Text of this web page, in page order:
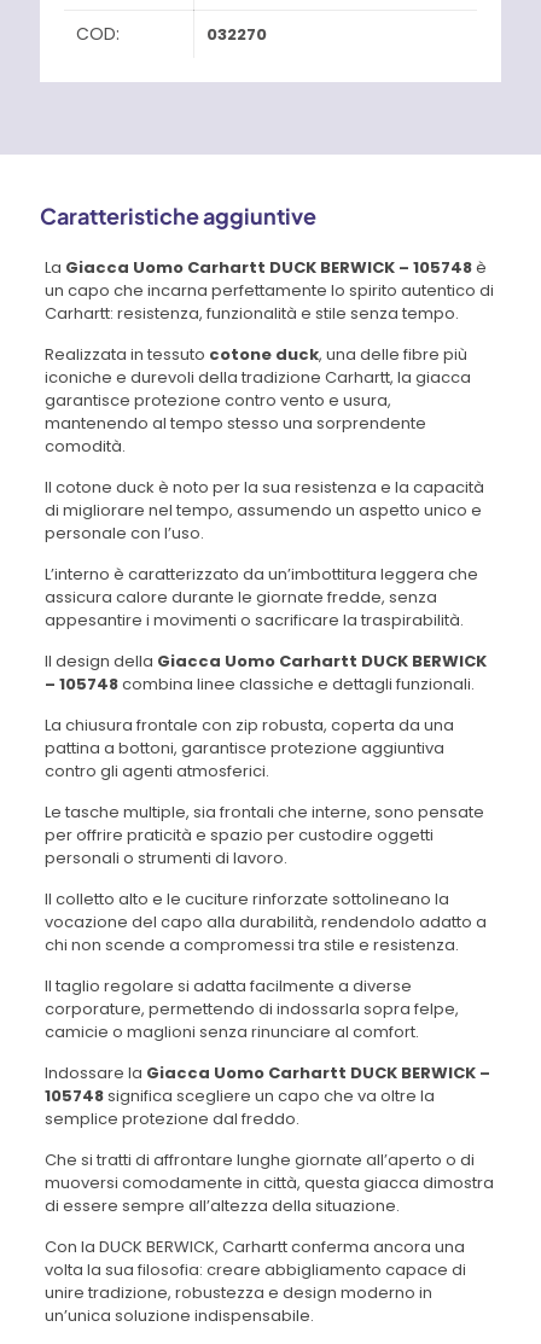
COD: 032270
Caratteristiche aggiuntive
La Giacca Uomo Carhartt DUCK BERWICK – 105748è
un capo che incarna perfettamente lo spirito autentico di
Carhartt: resistenza, funzionalità e stile senza tempo.
Realizzata in tessuto cotone duck, una delle fibre più
iconiche e durevoli della tradizione Carhartt, la giacca
garantisce protezione contro vento e usura,
mantenendo al tempo stesso una sorprendente
comodità.
Il cotone duck è noto per la sua resistenza e la capacità
di migliorare nel tempo, assumendo un aspetto unico e
personale con l’uso.
L’interno è caratterizzato da un’imbottitura leggera che
assicura calore durante le giornate fredde, senza
appesantire i movimenti o sacrificare la traspirabilità.
Il design della Giacca Uomo Carhartt DUCK BERWICK
– 105748combina linee classiche e dettagli funzionali.
La chiusura frontale con zip robusta, coperta da una
pattina a bottoni, garantisce protezione aggiuntiva
contro gli agenti atmosferici.
Le tasche multiple, sia frontali che interne, sono pensate
per offrire praticità e spazio per custodire oggetti
personali o strumenti di lavoro.
Il colletto alto e le cuciture rinforzate sottolineano la
vocazione del capo alla durabilità, rendendolo adatto a
chi non scende a compromessi tra stile e resistenza.
Il taglio regolare si adatta facilmente a diverse
corporature, permettendo di indossarla sopra felpe,
camicie o maglioni senza rinunciare al comfort.
Indossare la Giacca Uomo Carhartt DUCK BERWICK –
105748significa scegliere un capo che va oltre la
semplice protezione dal freddo.
Che si tratti di affrontare lunghe giornate all’aperto o di
muoversi comodamente in città, questa giacca dimostra
di essere sempre all’altezza della situazione.
Con la DUCK BERWICK, Carhartt conferma ancora una
volta la sua filosofia: creare abbigliamento capace di
unire tradizione, robustezza e design moderno in
un’unica soluzione indispensabile.